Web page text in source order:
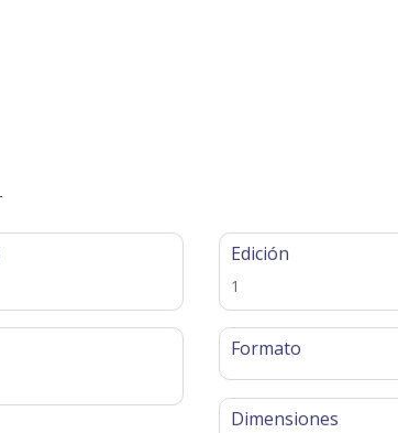
Edición
1
Formato
Dimensiones